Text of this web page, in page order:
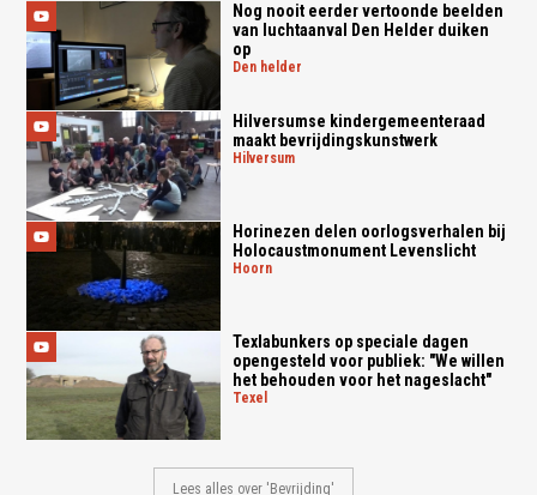
Nog nooit eerder vertoonde beelden
van luchtaanval Den Helder duiken
op
den helder
Hilversumse kindergemeenteraad
maakt bevrijdingskunstwerk
hilversum
Horinezen delen oorlogsverhalen bij
Holocaustmonument Levenslicht
hoorn
Texlabunkers op speciale dagen
opengesteld voor publiek: "We willen
het behouden voor het nageslacht"
texel
Lees alles over 'Bevrijding'